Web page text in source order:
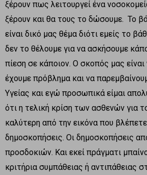
ξέρουν πως λειτουργεί ένα
ξέρουν και θα τους το δώσουμε. Το
είναι δικό μας θέμα διότι εμείς το
δεν το θέλουμε για να ασκήσουμε
πίεση σε κάποιον. Ο σκοπός μας
έχουμε πρόβλημα και να
Υγείας και εγώ προσωπικά είμαι
ότι η τελική κρίση των ασθενών για
καλύτερη από την εικόνα που
δημοσκοπήσεις. Οι δημοσκοπήσεις
προσδοκιών. Και εκεί πράγματι
κριτήρια συμπάθειας ή αντιπάθειας